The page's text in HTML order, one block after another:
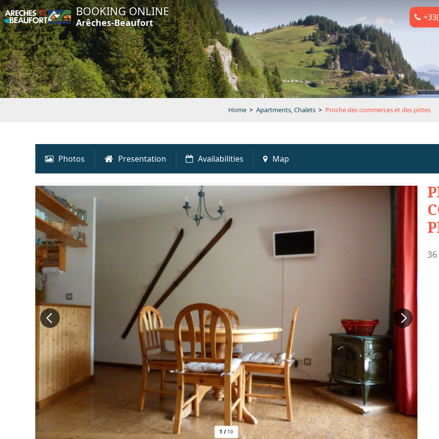
BOOKING ONLINE
Arêches-Beaufort
Home > Apartments, Chalets > Proche des commerces et des pistes
Photos Presentation Availabilities Map
1 / 10
36